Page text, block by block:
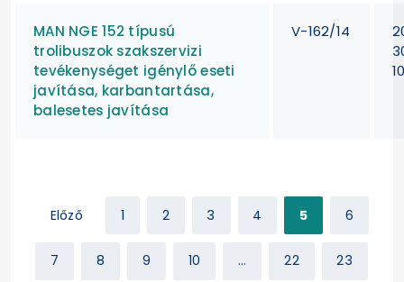
MAN NGE 152 típusú
trolibuszok szakszervizi
tevékenységet igénylő eseti
javítása, karbantartása,
balesetes javítása
V-162/14
Előző 1 2 3 4 5 6
7 8 9 10 ... 22 23